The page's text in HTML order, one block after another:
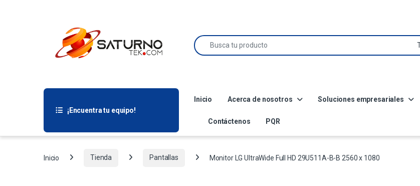
¡Encuentra tu equipo!
Inicio Acerca de nosotros Soluciones empresariales
Contáctenos PQR
Inicio Tienda Pantallas Monitor LG UltraWide Full HD 29U511A-B-B 2560 x 1080